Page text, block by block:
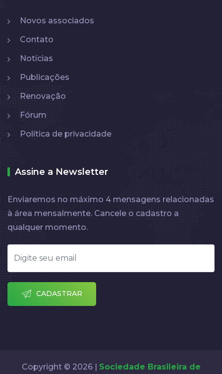
Novos associados
Contato
Notícias
Publicações
Renovação
Fórum
Política de privacidade
Assine a Newsletter
Enviaremos no máximo 4 mensagens relacionadas
à área mensalmente. Cancele o cadastro a
qualquer momento.
CADASTRAR
Copyright © 2026 | Sociedade Brasileira de